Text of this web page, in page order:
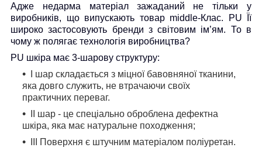
Адже недарма матеріал зажаданий не тільки у
виробників, що випускають товар middle-Клас. PU Її
широко застосовують бренди з світовим ім’ям. То в
чому ж полягає технологія виробництва?
PU шкіра має 3-шарову структуру:
шар складається з міцної бавовняної тканини,
яка довго служить, не втрачаючи своїх
практичних переваг.
шар - це спеціально оброблена дефектна
шкіра, яка має натуральне походження;
Поверхня є штучним матеріалом поліуретан.